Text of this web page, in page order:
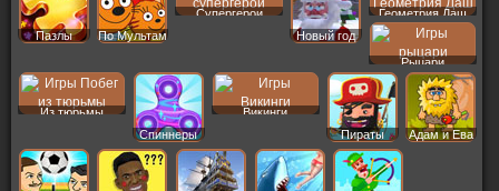
Пазлы По Мультам
Супергерои
Новый год
Геометрия Даш
Рыцари
Из тюрьмы
Спиннеры
Викинги
Пираты
Адам и Ева